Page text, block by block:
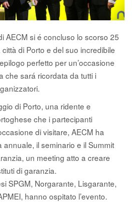
AECM si é concluso lo scorso 25
di Porto e del suo incredibile
perfetto per un’occasione
che sará ricordata da tutti i
di Porto, una ridente e
che i partecipanti
di visitare, AECM ha
il seminario e il Summit
un meeting atto a creare
di garanzia.
SPGM, Norgarante, Lisgarante,
hanno ospitato l’evento.